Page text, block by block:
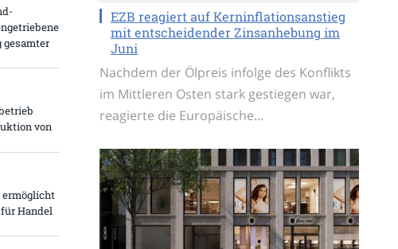
EZB reagiert auf Kerninflationsanstieg
mit entscheidender Zinsanhebung im
Juni
Nachdem der Ölpreis infolge des Konflikts
im Mittleren Osten stark gestiegen war,
reagierte die Europäische…
gesamter
von
Handel